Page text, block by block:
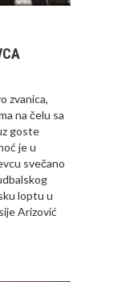
zvanica,
na čelu sa
goste
je u
svečano
loptu u
Arizović